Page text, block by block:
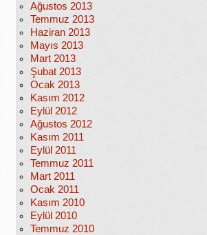
Ağustos 2013
Temmuz 2013
Haziran 2013
Mayıs 2013
Mart 2013
Şubat 2013
Ocak 2013
Kasım 2012
Eylül 2012
Ağustos 2012
Kasım 2011
Eylül 2011
Temmuz 2011
Mart 2011
Ocak 2011
Kasım 2010
Eylül 2010
Temmuz 2010